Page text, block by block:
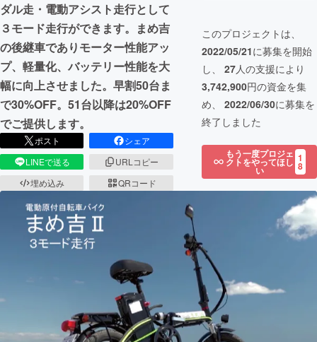
ダル走・電動アシスト走行として
３モード走行ができます。まめ吉
の後継車でありモーター性能アッ
プ、軽量化、バッテリー性能を大
幅に向上させました。早割50台ま
で30%OFF。51台以降は20%OFF
でご提供します。
ポスト
シェア
LINEで送る
URLコピー
埋め込み
QRコード
このプロジェクトは、
2022/05/21に募集を開始
し、 27人の支援により
3,742,900円の資金を集
め、 2022/06/30に募集を
終了しました
もう一度プロジェ
クトをやってほし
い
1
8